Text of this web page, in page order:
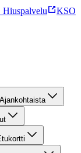
Hiuspalvelu
KSO